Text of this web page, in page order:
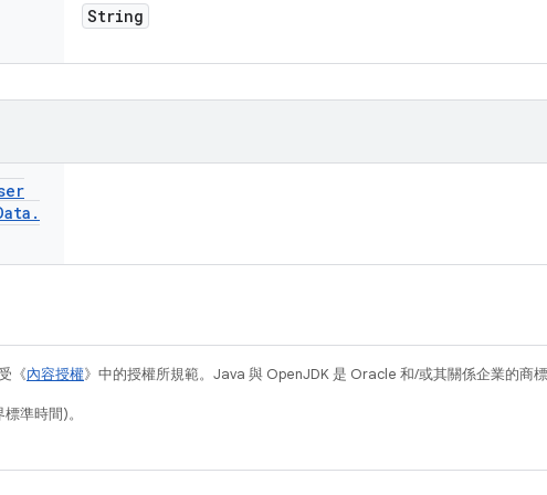
String
.
《內容授權》中的授權所規範。Java 與 OpenJDK 是 Oracle 和/或其關係企業的商標
準時間)。